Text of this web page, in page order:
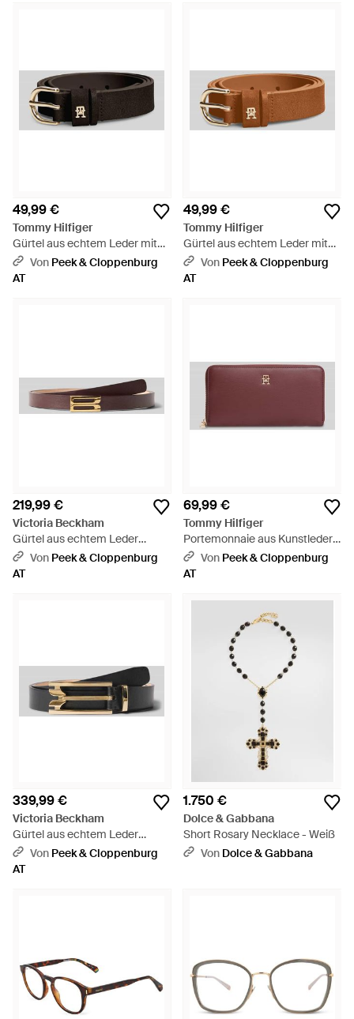
49,99 €
Tommy Hilfiger
Gürtel aus echtem Leder mit
Logo-Detail - Grau
Von Peek & Cloppenburg
AT
49,99 €
Tommy Hilfiger
Gürtel aus echtem Leder mit
Logo-Detail - Braun
Von Peek & Cloppenburg
AT
219,99 €
Victoria Beckham
Gürtel aus echtem Leder
Modell 'Dorian' - Mehrfarbig
Von Peek & Cloppenburg
AT
69,99 €
Tommy Hilfiger
Portemonnaie aus Kunstleder
mit Reißverschluss - Lila
Von Peek & Cloppenburg
AT
339,99 €
Victoria Beckham
Gürtel aus echtem Leder
Modell 'Dorian' - Schwarz
Von Peek & Cloppenburg
AT
1.750 €
Dolce & Gabbana
Short Rosary Necklace - Weiß
Von Dolce & Gabbana